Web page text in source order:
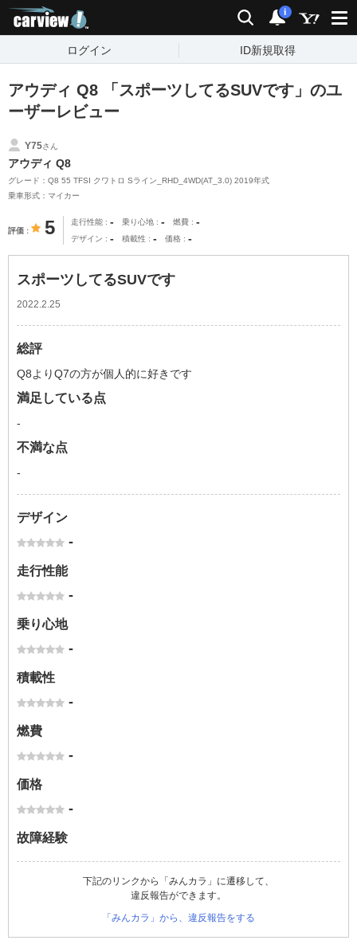
検索 通知
i
ログイン ID新規取得
アウディ Q8 「スポーツしてるSUVです」のユ
ーザーレビュー
Y75さん
アウディ Q8
グレード：Q8 55 TFSI クワトロ Sライン_RHD_4WD(AT_3.0) 2019年式
乗車形式：マイカー
評価 5 走行性能 - 乗り心地 - 燃費 -
デザイン - 積載性 - 価格 -
スポーツしてるSUVです
2022.2.25
総評
Q8よりQ7の方が個人的に好きです
満足している点
-
不満な点
-
デザイン
-
走行性能
-
乗り心地
-
積載性
-
燃費
-
価格
-
故障経験
下記のリンクから「みんカラ」に遷移して、
違反報告ができます。
「みんカラ」から、違反報告をする